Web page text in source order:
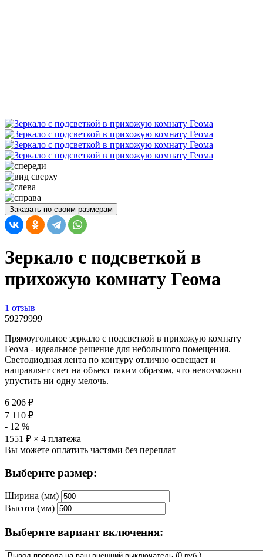
Заказать по своим размерам
Зеркало с подсветкой в
прихожую комнату Геома
1 отзыв
59279999
Прямоугольное зеркало с подсветкой в прихожую комнату
Геома - идеальное решение для небольшого помещения.
Светодиодная лента по контуру отлично освещает и
направляет свет на объект таким образом, что невозможно
упустить ни одну мелочь.
6 206 ₽
7 110 ₽
- 12 %
1551 ₽ × 4 платежа
Вы можете оплатить частями без переплат
Выберите размер:
Ширина (мм)
Высота (мм)
Выберите вариант включения: